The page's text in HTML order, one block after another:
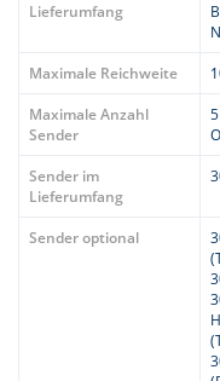
Lieferumfang
Maximale Reichweite
Maximale Anzahl
Sender
Sender im
Lieferumfang
Sender optional